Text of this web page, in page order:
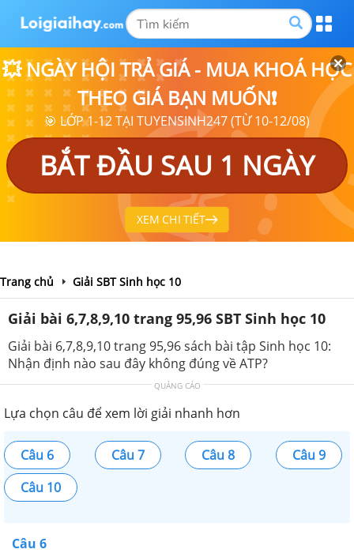
💥 NGÀY HỘI TRẢ GIÁ - MUA KHOÁ HỌC
THEO GIÁ BẠN MUỐN❗
🎯 LỚP 1-12 TẠI TUYENSINH247 (TỪ 10-12/08)
BẮT ĐẦU SAU 1 NGÀY
XEM CHI TIẾT
Trang chủ Giải SBT Sinh học 10
Giải bài 6,7,8,9,10 trang 95,96 SBT Sinh học 10
Giải bài 6,7,8,9,10 trang 95,96 sách bài tập Sinh học 10:
Nhận định nào sau đây không đúng về ATP?
QUẢNG CÁO
Lựa chọn câu để xem lời giải nhanh hơn
Câu 6 Câu 7 Câu 8
Câu 9
Câu 10
Câu 6